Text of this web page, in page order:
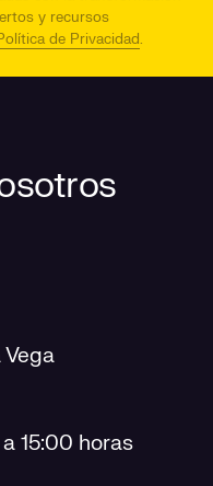
y recursos
de Privacidad.
15:00 horas